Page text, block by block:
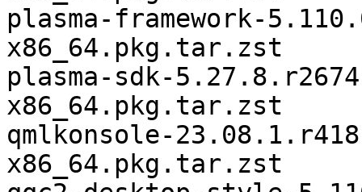
plasma-framework-
x86_64.pkg.tar.zst
plasma-sdk-
x86_64.pkg.tar.zst
qmlkonsole-
x86_64.pkg.tar.zst